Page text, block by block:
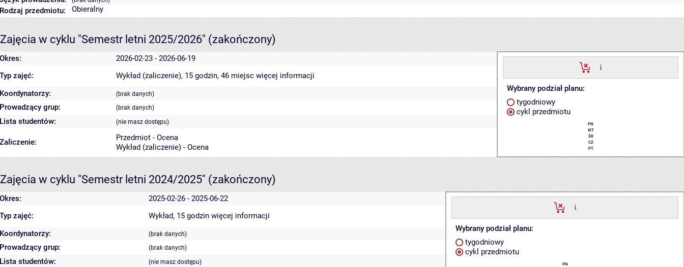
Rodzaj przedmiotu: Obieralny
Zajęcia w cyklu "Semestr letni 2025/2026" (zakończony)
Okres: 2026-02-23 - 2026-06-19
Wybrany podział planu:
tygodniowy
cykl przedmiotu
PN
WT
ŚR
CZ
PT
Typ zajęć: Wykład (zaliczenie), 15 godzin, 46 miejsc więcej informacji
Koordynatorzy:
(brak danych)
Prowadzący grup: (brak danych)
Lista studentów: (nie masz dostępu)
Zaliczenie:
Przedmiot - Ocena
Wykład (zaliczenie) - Ocena
Zajęcia w cyklu "Semestr letni 2024/2025" (zakończony)
Okres: 2025-02-26 - 2025-06-22
Wybrany podział planu:
tygodniowy
cykl przedmiotu
PN
Typ zajęć: Wykład, 15 godzin więcej informacji
Koordynatorzy:
(brak danych)
Prowadzący grup: (brak danych)
Lista studentów: (nie masz dostępu)